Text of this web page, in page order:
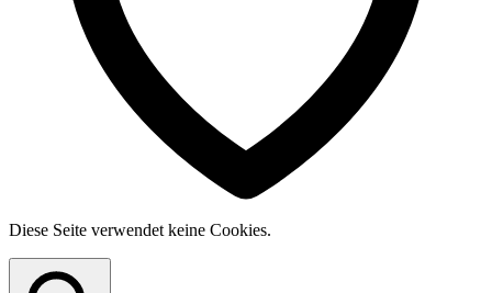
Diese Seite verwendet keine Cookies.